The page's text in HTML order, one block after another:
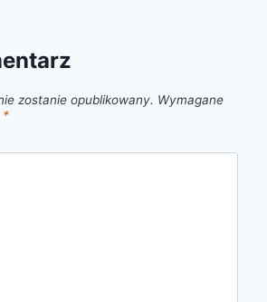
zostanie opublikowany. Wymagane
*